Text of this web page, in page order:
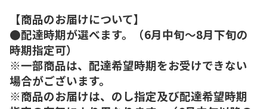
【商品のお届けについて】
●配達時期が選べます。（6月中旬～8月下旬の
時期指定可）
※一部商品は、配達希望時期をお受けできない
場合がございます。
※商品のお届けは、のし指定及び配達希望時期